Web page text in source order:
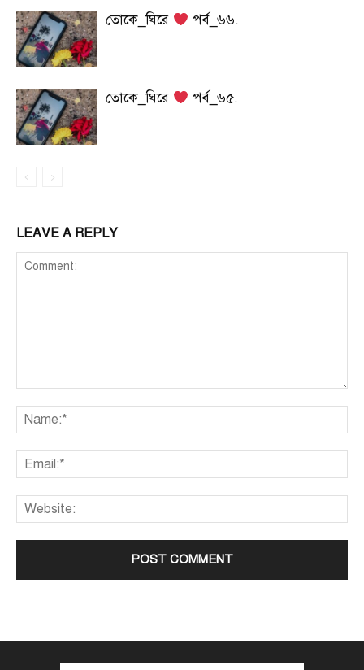
তোকে_ঘিরে পর্ব_৬৬.
তোকে_ঘিরে পর্ব_৬৫.
LEAVE A REPLY